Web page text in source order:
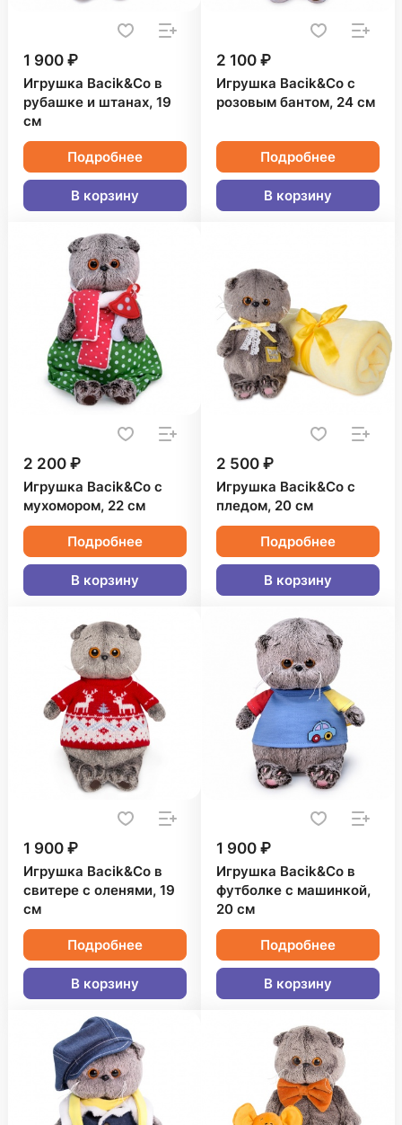
1 900 ₽
Игрушка Bacik&Co в
рубашке и штанах, 19
см
Подробнее
В корзину
2 100 ₽
Игрушка Bacik&Co с
розовым бантом, 24 см
Подробнее
В корзину
2 200 ₽
Игрушка Bacik&Co с
мухомором, 22 см
Подробнее
В корзину
2 500 ₽
Игрушка Bacik&Co с
пледом, 20 см
Подробнее
В корзину
1 900 ₽
Игрушка Bacik&Co в
свитере с оленями, 19
см
Подробнее
В корзину
1 900 ₽
Игрушка Bacik&Co в
футболке с машинкой,
20 см
Подробнее
В корзину